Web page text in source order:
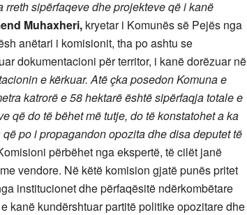
sipërfaqeve dhe projekteve që i kanë
Muhaxheri, kryetar i Komunës së Pejës nga
anëtari i komisionit, tha po ashtu se
dokumentacioni për territor, i kanë dorëzuar në
e kërkuar. Atë çka posedon Komuna e
katrorë e 58 hektarë është sipërfaqja totale e
që do të bëhet më tutje, do të konstatohet a ka
po i propagandon opozita dhe disa deputet të
përbëhet nga ekspertë, të cilët janë
vendore. Në këtë komision gjatë punës pritet
institucionet dhe përfaqësitë ndërkombëtare
kanë kundërshtuar partitë politike opozitare dhe